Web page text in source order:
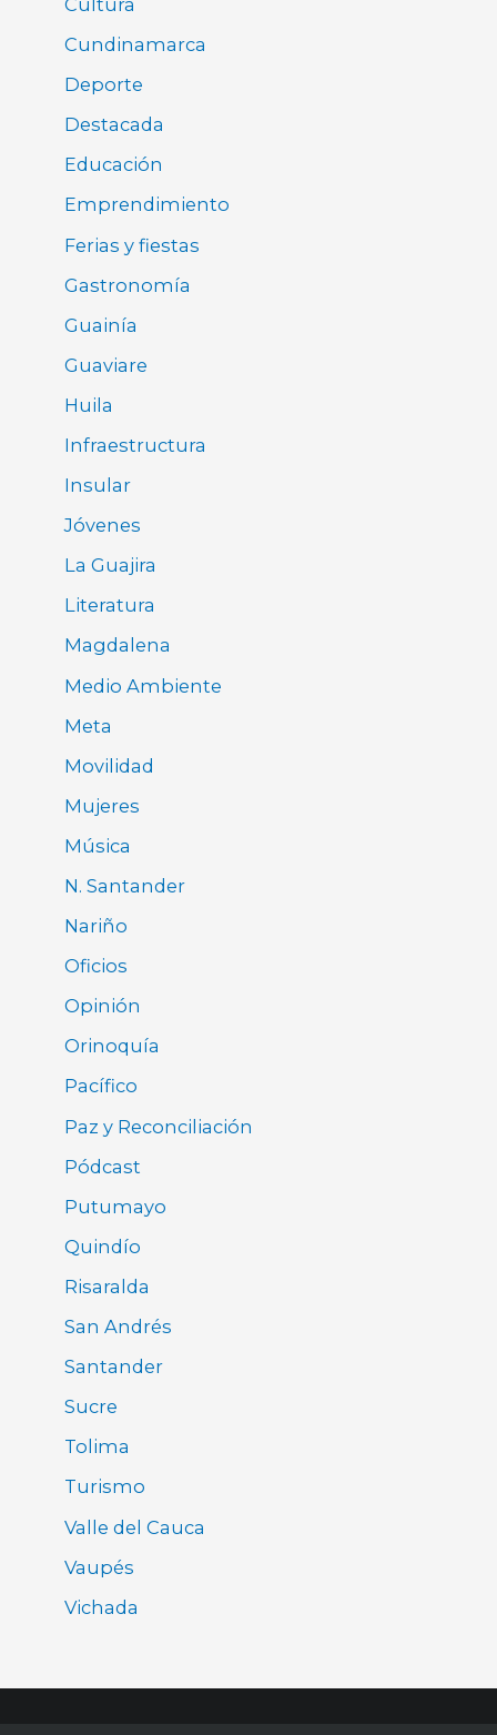
Cundinamarca
Deporte
Destacada
Educación
Emprendimiento
Ferias y fiestas
Gastronomía
Guainía
Guaviare
Huila
Infraestructura
Insular
Jóvenes
La Guajira
Literatura
Magdalena
Medio Ambiente
Meta
Movilidad
Mujeres
Música
N. Santander
Nariño
Oficios
Opinión
Orinoquía
Pacífico
Paz y Reconciliación
Pódcast
Putumayo
Quindío
Risaralda
San Andrés
Santander
Sucre
Tolima
Turismo
Valle del Cauca
Vaupés
Vichada